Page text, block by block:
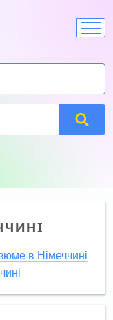
в Німеччині